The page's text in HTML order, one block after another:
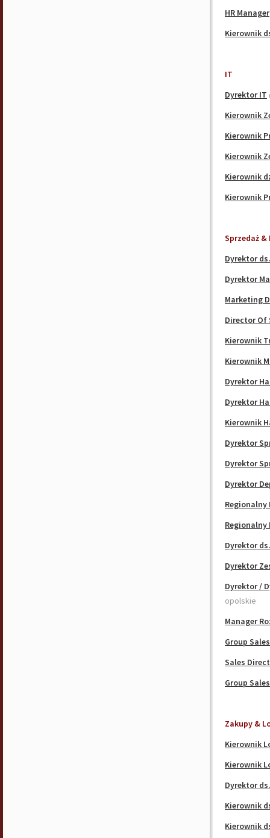
HR Manager
Kierownik
IT
Dyrektor IT
Kierownik
Kierownik
Kierownik
Kierownik
Kierownik
Sprzedaż
Dyrektor
Dyrektor
Marketing
Director Of
Kierownik
Kierownik
Dyrektor
Dyrektor
Kierownik
Dyrektor
Dyrektor
Dyrektor
Regionalny
Regionalny
Dyrektor
Dyrektor
Dyrektor /
opolskie
Manager
Group
Sales
Group
Zakupy &
Kierownik
Kierownik
Dyrektor
Kierownik
Kierownik